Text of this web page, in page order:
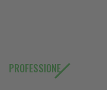
PROFESSIONE